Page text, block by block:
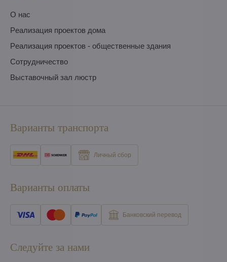
O нас
Pеализация проектов дома
Pеализация проектов - общественные здания
Сотрудничество
Выставочный зал люстр
Варианты транспорта
Личный сбор
Варианты оплаты
Банковский перевод
Следуйте за нами